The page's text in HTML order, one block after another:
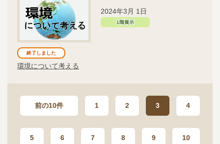
2024年3月 1日
1階展示
環境について考える
終了しました
前の10件 1 2 3 4
5 6 7 8 9 10